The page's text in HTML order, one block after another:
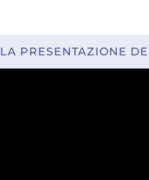
LA PRESENTAZIONE